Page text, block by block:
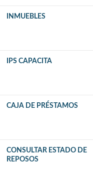
INMUEBLES
IPS CAPACITA
CAJA DE PRÉSTAMOS
CONSULTAR ESTADO DE
REPOSOS